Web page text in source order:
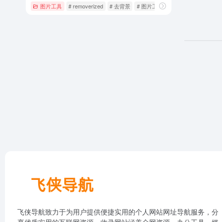
图片工具 # removerized # 去背景 # 图片工具
飞侠导航致力于为用户提供便捷实用的个人网站网址导航服务，分